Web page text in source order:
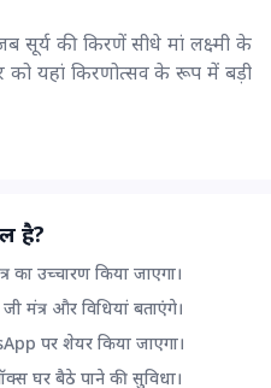
सूर्य की किरणें सीधे मां लक्ष्मी के
यहां किरणोत्सव के रूप में बड़ी
है?
का उच्चारण किया जाएगा।
मंत्र और विधियां बताएंगे।
पर शेयर किया जाएगा।
घर बैठे पाने की सुविधा।